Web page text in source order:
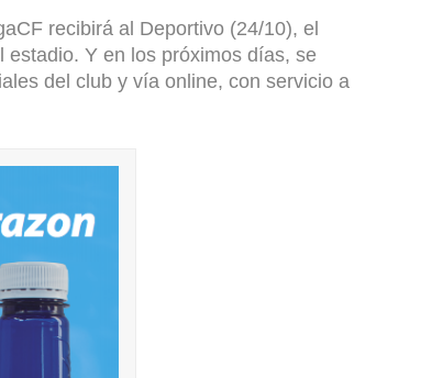
recibirá al Deportivo (24/10), el
estadio. Y en los próximos días, se
del club y vía online, con servicio a